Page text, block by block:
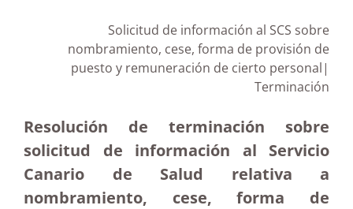
Solicitud de información al SCS sobre
nombramiento, cese, forma de provisión de
puesto y remuneración de cierto personal|
Terminación
Resolución de terminación sobre
solicitud de información al Servicio
Canario de Salud relativa a
nombramiento, cese, forma de